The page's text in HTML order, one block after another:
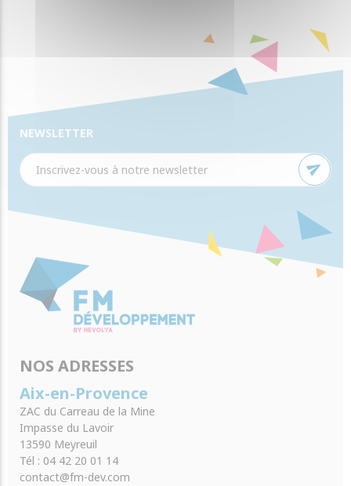
NEWSLETTER
send
NOS ADRESSES
Aix-en-Provence
ZAC du Carreau de la Mine
Impasse du Lavoir
13590 Meyreuil
Tél : 04 42 20 01 14
contact@fm-dev.com